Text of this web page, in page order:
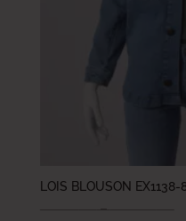
LOIS BLOUSON